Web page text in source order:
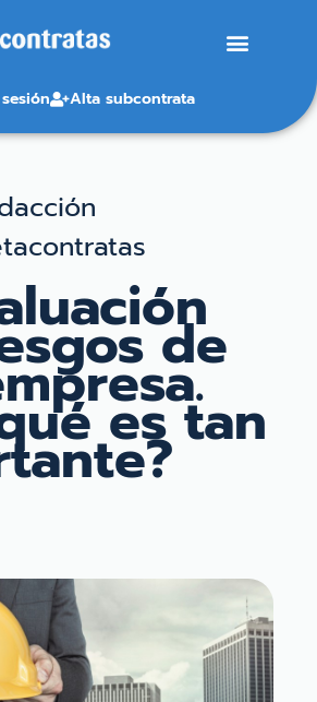
Alta subcontrata
de
es tan